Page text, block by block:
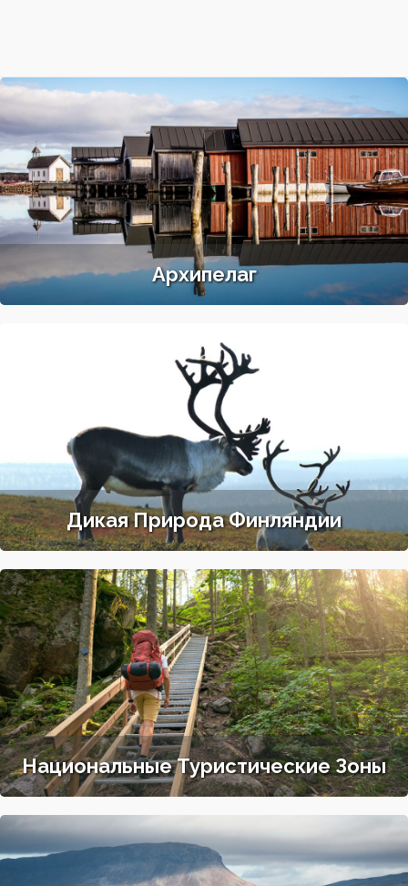
Архипелаг
Дикая Природа Финляндии
Национальные Туристические Зоны